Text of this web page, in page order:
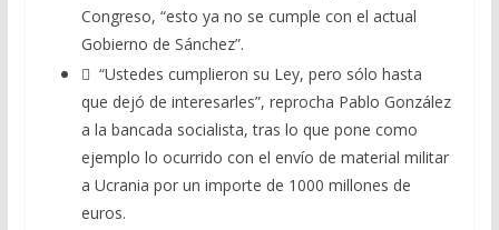
Congreso, “esto ya no se cumple con el actual
Gobierno de Sánchez”.
 “Ustedes cumplieron su Ley, pero sólo hasta
que dejó de interesarles”, reprocha Pablo González
a la bancada socialista, tras lo que pone como
ejemplo lo ocurrido con el envío de material militar
a Ucrania por un importe de 1000 millones de
euros.